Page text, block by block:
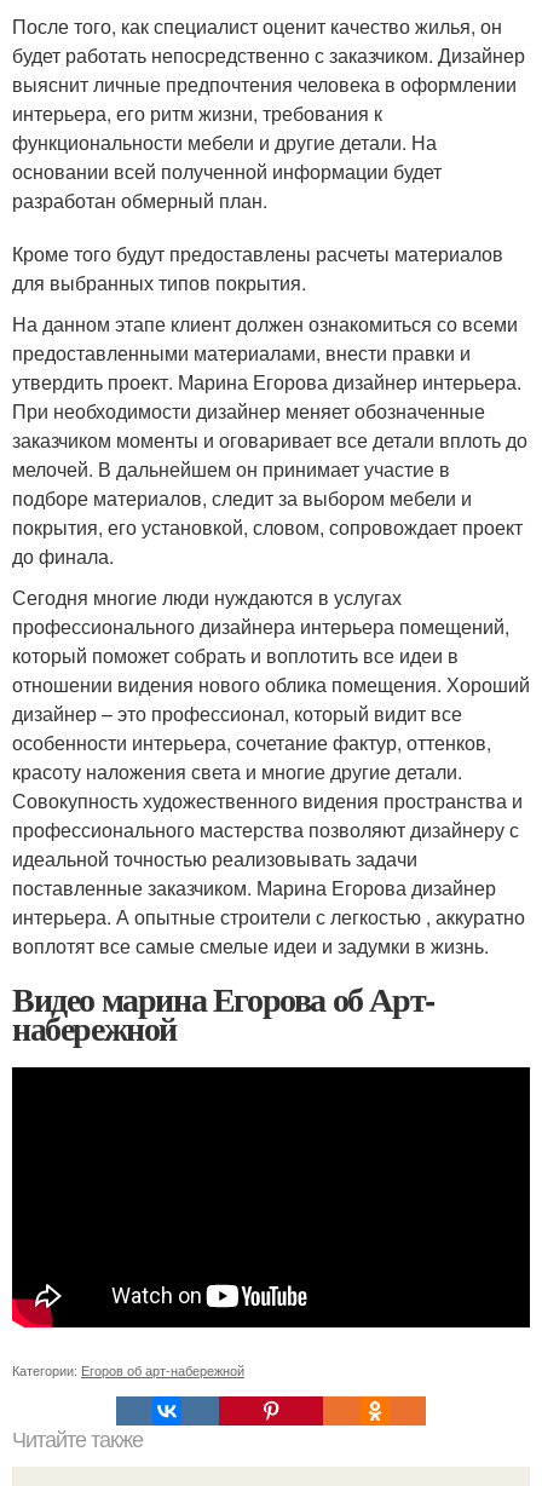
После того, как специалист оценит качество жилья, он
будет работать непосредственно с заказчиком. Дизайнер
выяснит личные предпочтения человека в оформлении
интерьера, его ритм жизни, требования к
функциональности мебели и другие детали. На
основании всей полученной информации будет
разработан обмерный план.
Кроме того будут предоставлены расчеты материалов
для выбранных типов покрытия.
На данном этапе клиент должен ознакомиться со всеми
предоставленными материалами, внести правки и
утвердить проект. Марина Егорова дизайнер интерьера.
При необходимости дизайнер меняет обозначенные
заказчиком моменты и оговаривает все детали вплоть до
мелочей. В дальнейшем он принимает участие в
подборе материалов, следит за выбором мебели и
покрытия, его установкой, словом, сопровождает проект
до финала.
Сегодня многие люди нуждаются в услугах
профессионального дизайнера интерьера помещений,
который поможет собрать и воплотить все идеи в
отношении видения нового облика помещения. Хороший
дизайнер – это профессионал, который видит все
особенности интерьера, сочетание фактур, оттенков,
красоту наложения света и многие другие детали.
Совокупность художественного видения пространства и
профессионального мастерства позволяют дизайнеру с
идеальной точностью реализовывать задачи
поставленные заказчиком. Марина Егорова дизайнер
интерьера. А опытные строители с легкостью , аккуратно
воплотят все самые смелые идеи и задумки в жизнь.
Видео марина Егорова об Арт-
набережной
Категории: Егоров об арт-набережной
Читайте также